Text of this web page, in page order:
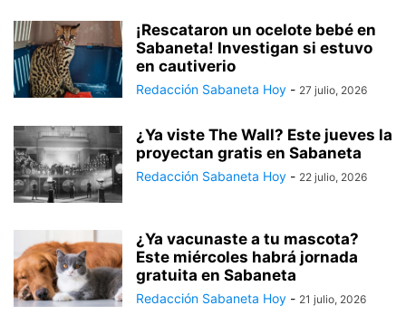
¡Rescataron un ocelote bebé en
Sabaneta! Investigan si estuvo
en cautiverio
Redacción Sabaneta Hoy - 27 julio, 2026
¿Ya viste The Wall? Este jueves la
proyectan gratis en Sabaneta
Redacción Sabaneta Hoy - 22 julio, 2026
¿Ya vacunaste a tu mascota?
Este miércoles habrá jornada
gratuita en Sabaneta
Redacción Sabaneta Hoy - 21 julio, 2026